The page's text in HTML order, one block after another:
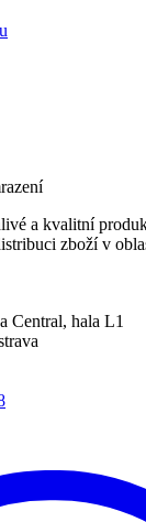
a kvalitní
zboží v
Central, hala L1